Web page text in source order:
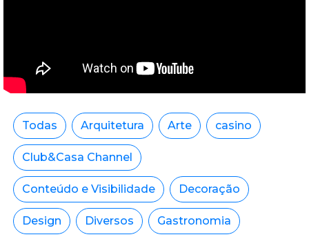
Todas Arquitetura Arte casino
Club&Casa Channel
Conteúdo e Visibilidade Decoração
Design Diversos Gastronomia